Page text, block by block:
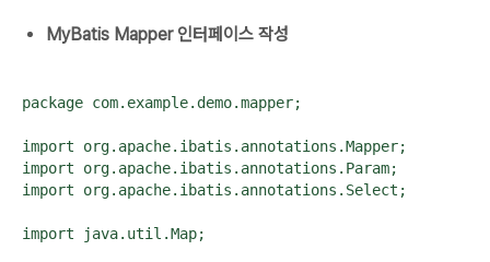
MyBatis Mapper 인터페이스 작성
package com.example.demo.mapper;
import org.apache.ibatis.annotations.Mapper;
import org.apache.ibatis.annotations.Param;
import org.apache.ibatis.annotations.Select;
import java.util.Map;